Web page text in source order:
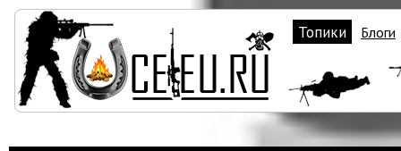
Топики Блоги